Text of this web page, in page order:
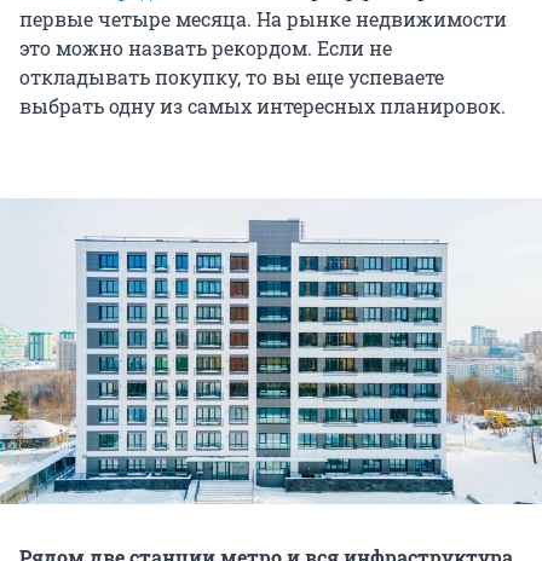
первые четыре месяца. На рынке недвижимости
это можно назвать рекордом. Если не
откладывать покупку, то вы еще успеваете
выбрать одну из самых интересных планировок.